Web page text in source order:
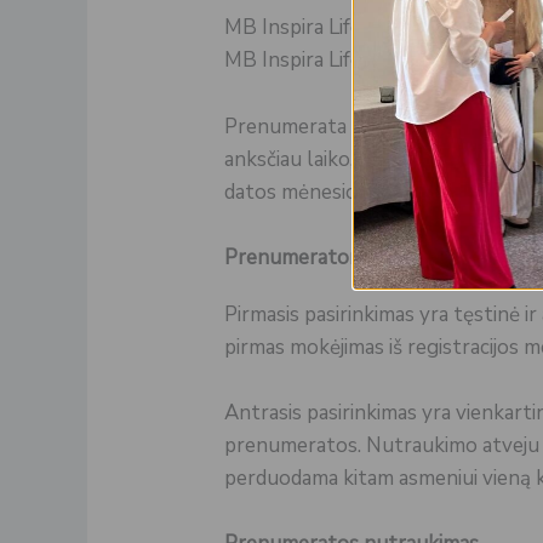
MB Inspira Life turi teisę
MB Inspira Life nepavyksta su
Prenumerata gali būti užsakoma
anksčiau laiko, bendruomenė
datos mėnesio intervalais ir
Prenumeratorius gali pasirinkti
Pirmasis pasirinkimas yra tęstinė
pirmas mokėjimas iš registracijos
Antrasis pasirinkimas yra
prenumeratos. Nutraukimo
perduodama kitam asmeniui